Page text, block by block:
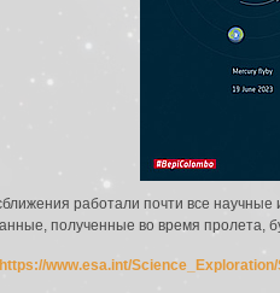
работали почти все
полученные во время пролета,
https://www.esa.int/
пользователя и пароль для входа в
меня: